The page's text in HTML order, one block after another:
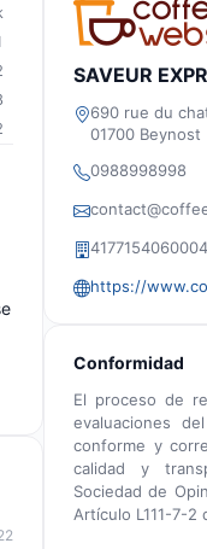
SAVEUR
690 rue du
01700 Beynost
0988998998
https://
Conformidad
El proceso de
evaluaciones
conforme y
calidad y
Sociedad de
Artículo L111-7-2